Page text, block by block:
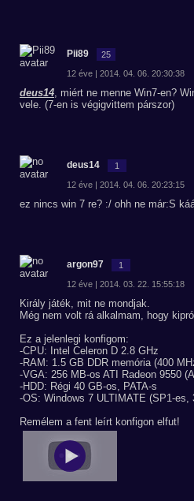
Pii89 25
12 éve | 2014. 04. 06. 20:30:38
deus14, miért ne menne Win7-en?
vele. (7-en is végigvittem párszor)
deus14 1
12 éve | 2014. 04. 06. 20:23:15
ez nincs win 7 re? :/ ohh ne már:S
argon97 1
12 éve | 2014. 03. 22. 15:55:18
Király játék, mit ne mondjak.
Még nem volt rá alkalmam, hogy
Ez a jelenlegi konfigom:
-CPU: Intel Celeron D 2.8 GHz
-RAM: 1.5 GB DDR memória (400
-VGA: 256 MB-os ATI Radeon 9550
-HDD: Régi 40 GB-os, PATA-s
-OS: Windows 7 ULTIMATE (SP1-es,
Remélem a fent leírt konfigon elfut!